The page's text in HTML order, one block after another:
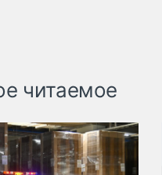
читаемое